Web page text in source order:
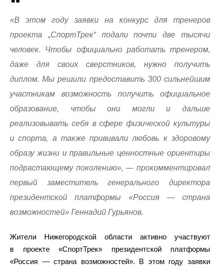
«В этом году заявки на конкурс для тренеров
проекта „СпортТрек“ подали почти две тысячи
человек. Чтобы официально работать тренером,
даже для своих сверстников, нужно получить
диплом. Мы решили предоставить 300 сильнейшим
участникам возможность получить официальное
образование, чтобы они могли и дальше
реализовывать себя в сфере физической культуры
и спорта, а также прививали любовь к здоровому
образу жизни и правильные ценностные ориентиры
подрастающему поколению», — прокомментировал
первый заместитель генерального директора
президентской платформы «Россия — страна
возможностей» Геннадий Гурьянов.
Жители Нижегородской области активно участвуют
в проекте «СпортТрек» президентской платформы
«Россия — страна возможностей». В этом году заявки